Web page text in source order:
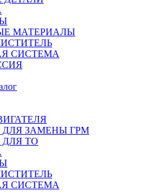
МАТЕРИАЛЫ
СИСТЕМА
ДЛЯ ЗАМЕНЫ ГРМ
ДЛЯ ТО
СИСТЕМА